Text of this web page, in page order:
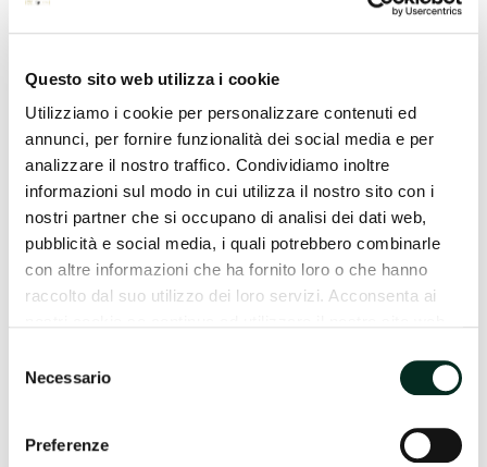
Questo sito web utilizza i cookie
Utilizziamo i cookie per personalizzare contenuti ed
annunci, per fornire funzionalità dei social media e per
analizzare il nostro traffico. Condividiamo inoltre
informazioni sul modo in cui utilizza il nostro sito con i
nostri partner che si occupano di analisi dei dati web,
pubblicità e social media, i quali potrebbero combinarle
con altre informazioni che ha fornito loro o che hanno
raccolto dal suo utilizzo dei loro servizi. Acconsenta ai
delNecessario
Preferenze
Nella nostra farmacia si trova un defibrillatore utile in
Sanitario di Primo Soccorso a disposizione della
popolazione in caso di incidente o malore improvviso
che si possano verificare nei pressi della farmacia.